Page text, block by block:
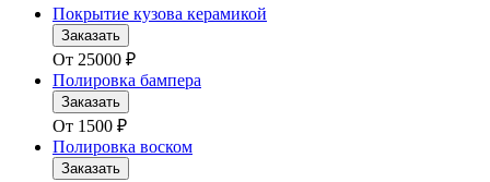
Покрытие кузова керамикой
Заказать
От 25000 ₽
Полировка бампера
Заказать
От 1500 ₽
Полировка воском
Заказать